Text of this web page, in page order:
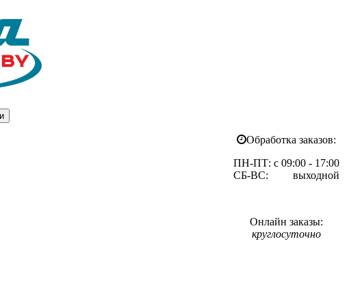
Обработка заказов:
ПН-ПТ: с 09:00 - 17:00
СБ-ВС: выходной
Онлайн заказы:
круглосуточно